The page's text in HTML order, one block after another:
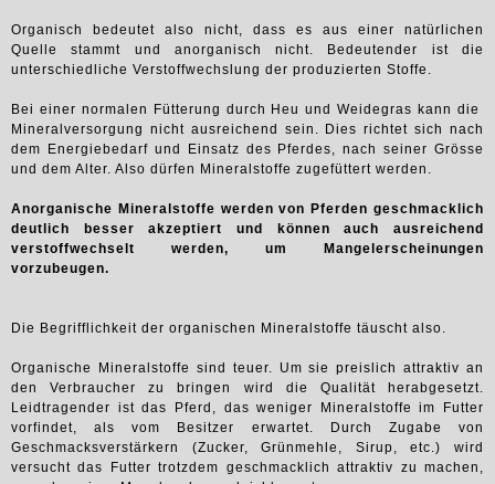
Organisch bedeutet also nicht, dass es aus einer natürlichen
Quelle stammt und anorganisch nicht. Bedeutender ist die
unterschiedliche Verstoffwechslung der produzierten Stoffe.
Bei einer normalen Fütterung durch Heu und Weidegras kann die
Mineralversorgung nicht ausreichend sein. Dies richtet sich nach
dem Energiebedarf und Einsatz des Pferdes, nach seiner Grösse
und dem Alter. Also dürfen Mineralstoffe zugefüttert werden.
Anorganische Mineralstoffe werden von Pferden geschmacklich
deutlich besser akzeptiert und können auch ausreichend
verstoffwechselt werden, um Mangelerscheinungen
vorzubeugen.
Die Begrifflichkeit der organischen Mineralstoffe täuscht also.
Organische Mineralstoffe sind teuer. Um sie preislich attraktiv an
den Verbraucher zu bringen wird die Qualität herabgesetzt.
Leidtragender ist das Pferd, das weniger Mineralstoffe im Futter
vorfindet, als vom Besitzer erwartet. Durch Zugabe von
Geschmacksverstärkern (Zucker, Grünmehle, Sirup, etc.) wird
versucht das Futter trotzdem geschmacklich attraktiv zu machen,